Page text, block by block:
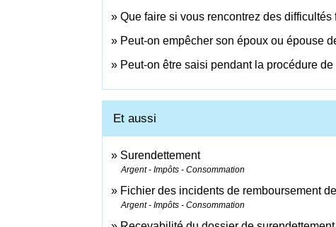
Que faire si vous rencontrez des
Peut-on empêcher son époux ou épouse
Peut-on être saisi pendant la procédure
Et aussi
Surendettement
Argent - Impôts - Consommation
Fichier des incidents de remboursement
Argent - Impôts - Consommation